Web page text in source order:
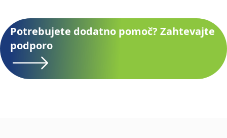
Potrebujete dodatno pomoč? Zahtevajte
podporo